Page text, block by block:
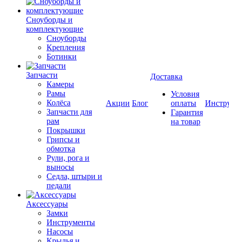
Cноуборды и
комплектующие
Сноуборды
Крепления
Ботинки
Запчасти
Камеры
Рамы
Колёса
Запчасти для
рам
Покрышки
Грипсы и
обмотка
Рули, рога и
выносы
Седла, штыри и
педали
Аксессуары
Замки
Инструменты
Насосы
Акции Блог
Доставка
Условия
оплаты
Гарантия
на товар